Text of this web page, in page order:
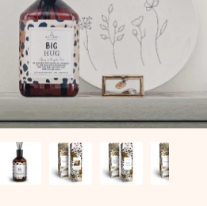
che tocchi il cuore. Nessuna
amore per il momento perfetto.